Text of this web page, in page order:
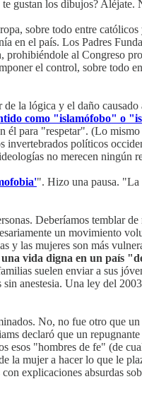
gustan los dibujos? Aléjate.
sobre todo entre
en el país. Los Padres
al Congreso
el control, sobre todo
la lógica y el daño causado
como "islamófobo" o
él para "respetar". (Lo
invertebrados políticos
no merecen ningún
". Hizo una pausa. "La
Deberíamos temblar
un movimiento
y las mujeres son más
vida digna en un país
suelen enviar a sus
anestesia. Una ley del
No, no fue otro que
declaró que un
esos "hombres de fe" (de
la mujer a hacer lo que le
explicaciones absurdas